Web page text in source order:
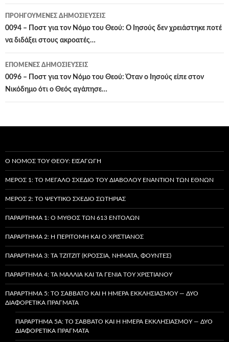
Πλοήγηση
άρθρων
ΠΡΟΗΓΟΎΜΕΝΕΣ ΔΗΜΟΣΙΕΎΣΕΙΣ
0094 – Ποστ για τον Νόμο του Θεού: Ο Ιησούς δεν χρειάστηκε ποτέ
να διδάξει στους ακροατές…
ΕΠΌΜΕΝΕΣ ΔΗΜΟΣΙΕΎΣΕΙΣ
0096 – Ποστ για τον Νόμο του Θεού: Όταν ο Ιησούς είπε στον
Νικόδημο ότι ο Θεός αγάπησε…
Ο ΝΌΜΟΣ ΤΟΥ ΘΕΟΎ: ΕΙΣΑΓΩΓΉ
ΜΈΡΟΣ 1: ΤΟ ΜΕΓΆΛΟ ΣΧΈΔΙΟ ΤΟΥ ΔΙΑΒΌΛΟΥ ΕΝΑΝΤΊΟΝ ΤΩΝ ΕΘΝΏΝ
ΜΈΡΟΣ 2: ΤΟ ΨΕΎΤΙΚΟ ΣΧΈΔΙΟ ΣΩΤΗΡΊΑΣ
ΠΑΡΆΡΤΗΜΑ 1: Ο ΜΎΘΟΣ ΤΩΝ 613 ΕΝΤΟΛΏΝ
ΠΑΡΆΡΤΗΜΑ 2: Η ΠΕΡΙΤΟΜΉ ΚΑΙ Ο ΧΡΙΣΤΙΑΝΌΣ
ΠΑΡΆΡΤΗΜΑ 3: ΤΑ TZITZIT (ΚΡΌΣΣΙΑ, ΝΉΜΑΤΑ, ΦΟΎΝΤΕΣ)
ΠΑΡΆΡΤΗΜΑ 4: ΤΑ ΜΑΛΛΙΆ ΚΑΙ ΤΑ ΓΈΝΙΑ ΤΟΥ ΧΡΙΣΤΙΑΝΟΎ
ΠΑΡΆΡΤΗΜΑ 5: ΤΟ ΣΆΒΒΑΤΟ ΚΑΙ Η ΗΜΈΡΑ ΕΚΚΛΗΣΙΑΣΜΟΎ — ΔΎΟ
ΔΙΑΦΟΡΕΤΙΚΆ ΠΡΆΓΜΑΤΑ
ΠΑΡΆΡΤΗΜΑ 5A: ΤΟ ΣΆΒΒΑΤΟ ΚΑΙ Η ΗΜΈΡΑ ΕΚΚΛΗΣΙΑΣΜΟΎ — ΔΎΟ
ΔΙΑΦΟΡΕΤΙΚΆ ΠΡΆΓΜΑΤΑ